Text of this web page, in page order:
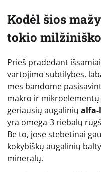
Kodėl šios
tokio milžiniško
Prieš pradedant
vartojimo subtilybes,
mes bandome
makro ir mikroelementų
geriausių augalinių alfa-
yra omega-3 riebalų
Be to, jose stebėtinai
kokybiškų augalinių
mineralų.